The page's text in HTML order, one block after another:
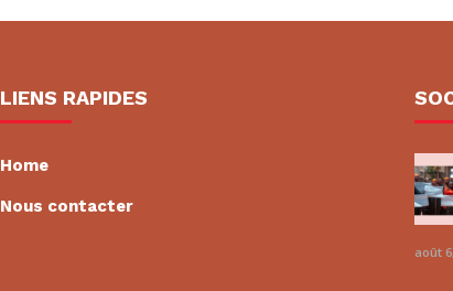
LIENS RAPIDES
Home
Nous contacter
août